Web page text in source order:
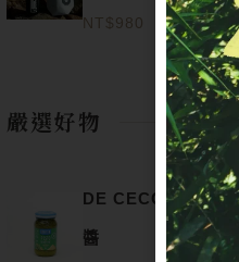
NT$980
嚴選好物
DE CECCO羅勒青
醬